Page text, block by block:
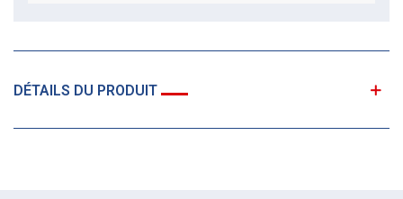
DÉTAILS DU PRODUIT